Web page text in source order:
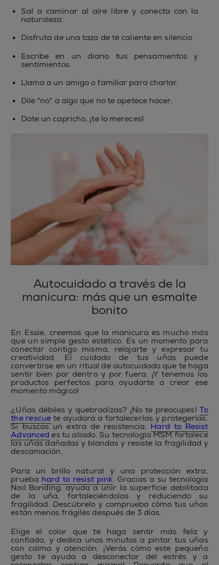
Sal a caminar al aire libre y conecta con la
naturaleza.
Disfruta de una taza de té caliente en silencio.
Escribe en un diario tus pensamientos y
sentimientos.
Llama a un amigo o familiar para charlar.
Dile "no" a algo que no te apetece hacer.
Date un capricho, ¡te lo mereces!
Autocuidado a través de la
manicura: más que un esmalte
bonito
En Essie, creemos que la manicura es mucho más
que un simple gesto estético. Es un momento para
conectar contigo misma, relajarte y expresar tu
creatividad. El cuidado de tus uñas puede
convertirse en un ritual de autocuidado que te haga
sentir bien por dentro y por fuera. ¡Y tenemos los
productos perfectos para ayudarte a crear ese
momento mágico!
¿Uñas débiles y quebradizas? ¡No te preocupes!To
the rescuete ayudará a fortalecerlas y protegerlas.
Si buscas un extra de resistencia, Hard to Resist
Advanced es tu aliado. Su tecnología MSM fortalece
las uñas dañadas y blandas y resiste la fragilidad y
descamación.
Para un brillo natural y una protección extra,
prueba hard to resist pink. Gracias a su tecnología
Nail Bonding, ayuda a unir la superficie debilitada
de la uña, fortaleciéndolas y reduciendo su
fragilidad. Descúbrelo y comprueba cómo tus uñas
están menos frágiles después de 3 días.
Elige el color que te haga sentir más feliz y
confiada, y dedica unos minutos a pintar tus uñas
con calma y atención. ¡Verás cómo este pequeño
gesto te ayuda a desconectar del estrés y a